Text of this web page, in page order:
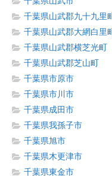
千葉県山武郡九十九里町
千葉県山武郡大網白里町
千葉県山武郡横芝光町
千葉県山武郡芝山町
千葉県市原市
千葉県市川市
千葉県成田市
千葉県我孫子市
千葉県旭市
千葉県木更津市
千葉県東金市